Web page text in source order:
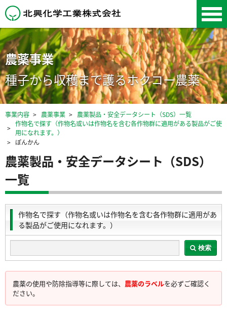
北興化学工業株式会
社
農薬事業
種子から収穫まで護るホクコー農薬
事業内容 農薬事業
農薬製品・安全データシート（SDS）一覧
作物名で探す（作物名或いは作物名を含む各作物群に適用がある製品がご使
用になれます。）
ぽんかん
農薬製品・安全データシート（SDS）
一覧
作物名で探す（作物名或いは作物名を含む各作物群に適用があ
る製品がご使用になれます。）
検索
農薬の使用や防除指導等に際しては、 農薬のラベルを必ずご確認く
ださい。